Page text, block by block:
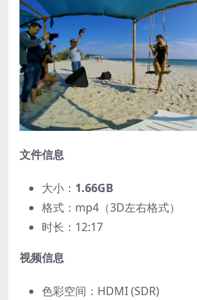
文件信息
大小： 1.66GB
格式：mp4（3D左右格式）
时长：12:17
视频信息
色彩空间：HDMI (SDR)